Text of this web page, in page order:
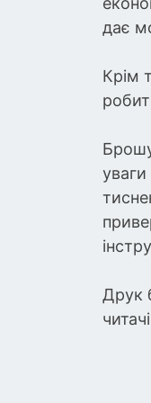
дає
Крім
Друк